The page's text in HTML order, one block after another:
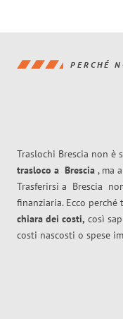
PERCHÉ
Traslochi Brescia non è
trasloco a Brescia , ma
Trasferirsi a Brescia
finanziaria. Ecco perché
chiara dei costi, così
costi nascosti o spese